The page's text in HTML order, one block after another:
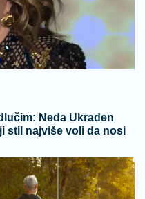
Neda Ukraden
stil najviše voli da nosi